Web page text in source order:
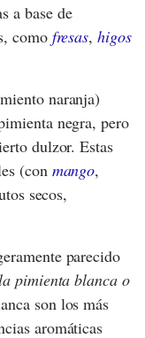
a base de
como fresas,higos
naranja)
negra, pero
dulzor. Estas
(con mango,
secos,
parecido
pimienta blanca o
son los más
aromáticas